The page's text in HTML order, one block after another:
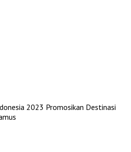
2023 Promosikan Destinasi